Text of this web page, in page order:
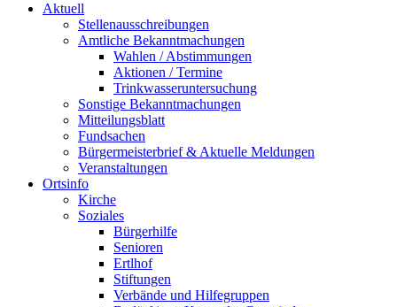
Aktuell
Stellenausschreibungen
Amtliche Bekanntmachungen
Wahlen / Abstimmungen
Aktionen / Termine
Trinkwasseruntersuchung
Sonstige Bekanntmachungen
Mitteilungsblatt
Fundsachen
Bürgermeisterbrief & Aktuelle Meldungen
Veranstaltungen
Ortsinfo
Kirche
Soziales
Bürgerhilfe
Senioren
Ertlhof
Stiftungen
Verbände und Hilfegruppen